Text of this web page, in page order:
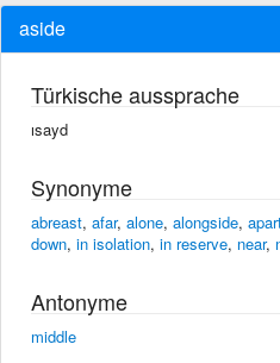
aside
Türkische aussprache
ısayd
Synonyme
abreast, afar, alone, alongside,
down, in isolation, in reserve, near,
Antonyme
middle